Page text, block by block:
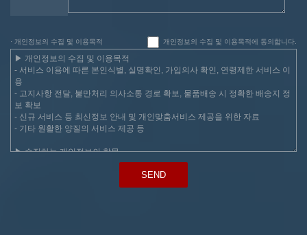
· 개인정보의 수집 및 이용목적 개인정보의 수집 및 이용목적에 동의합니다.
SEND